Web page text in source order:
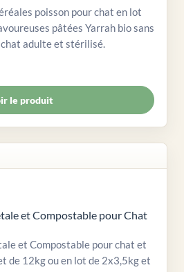
poisson pour chat en lot
pâtées Yarrah bio sans
adulte et stérilisé.
le produit
et Compostable pour Chat
et Compostable pour chat et
de 12kg ou en lot de 2x3,5kg et